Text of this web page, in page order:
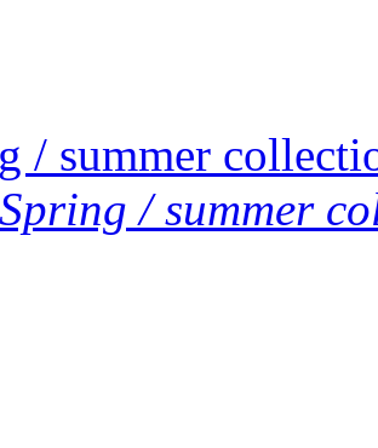
/ summer
Spring / summer